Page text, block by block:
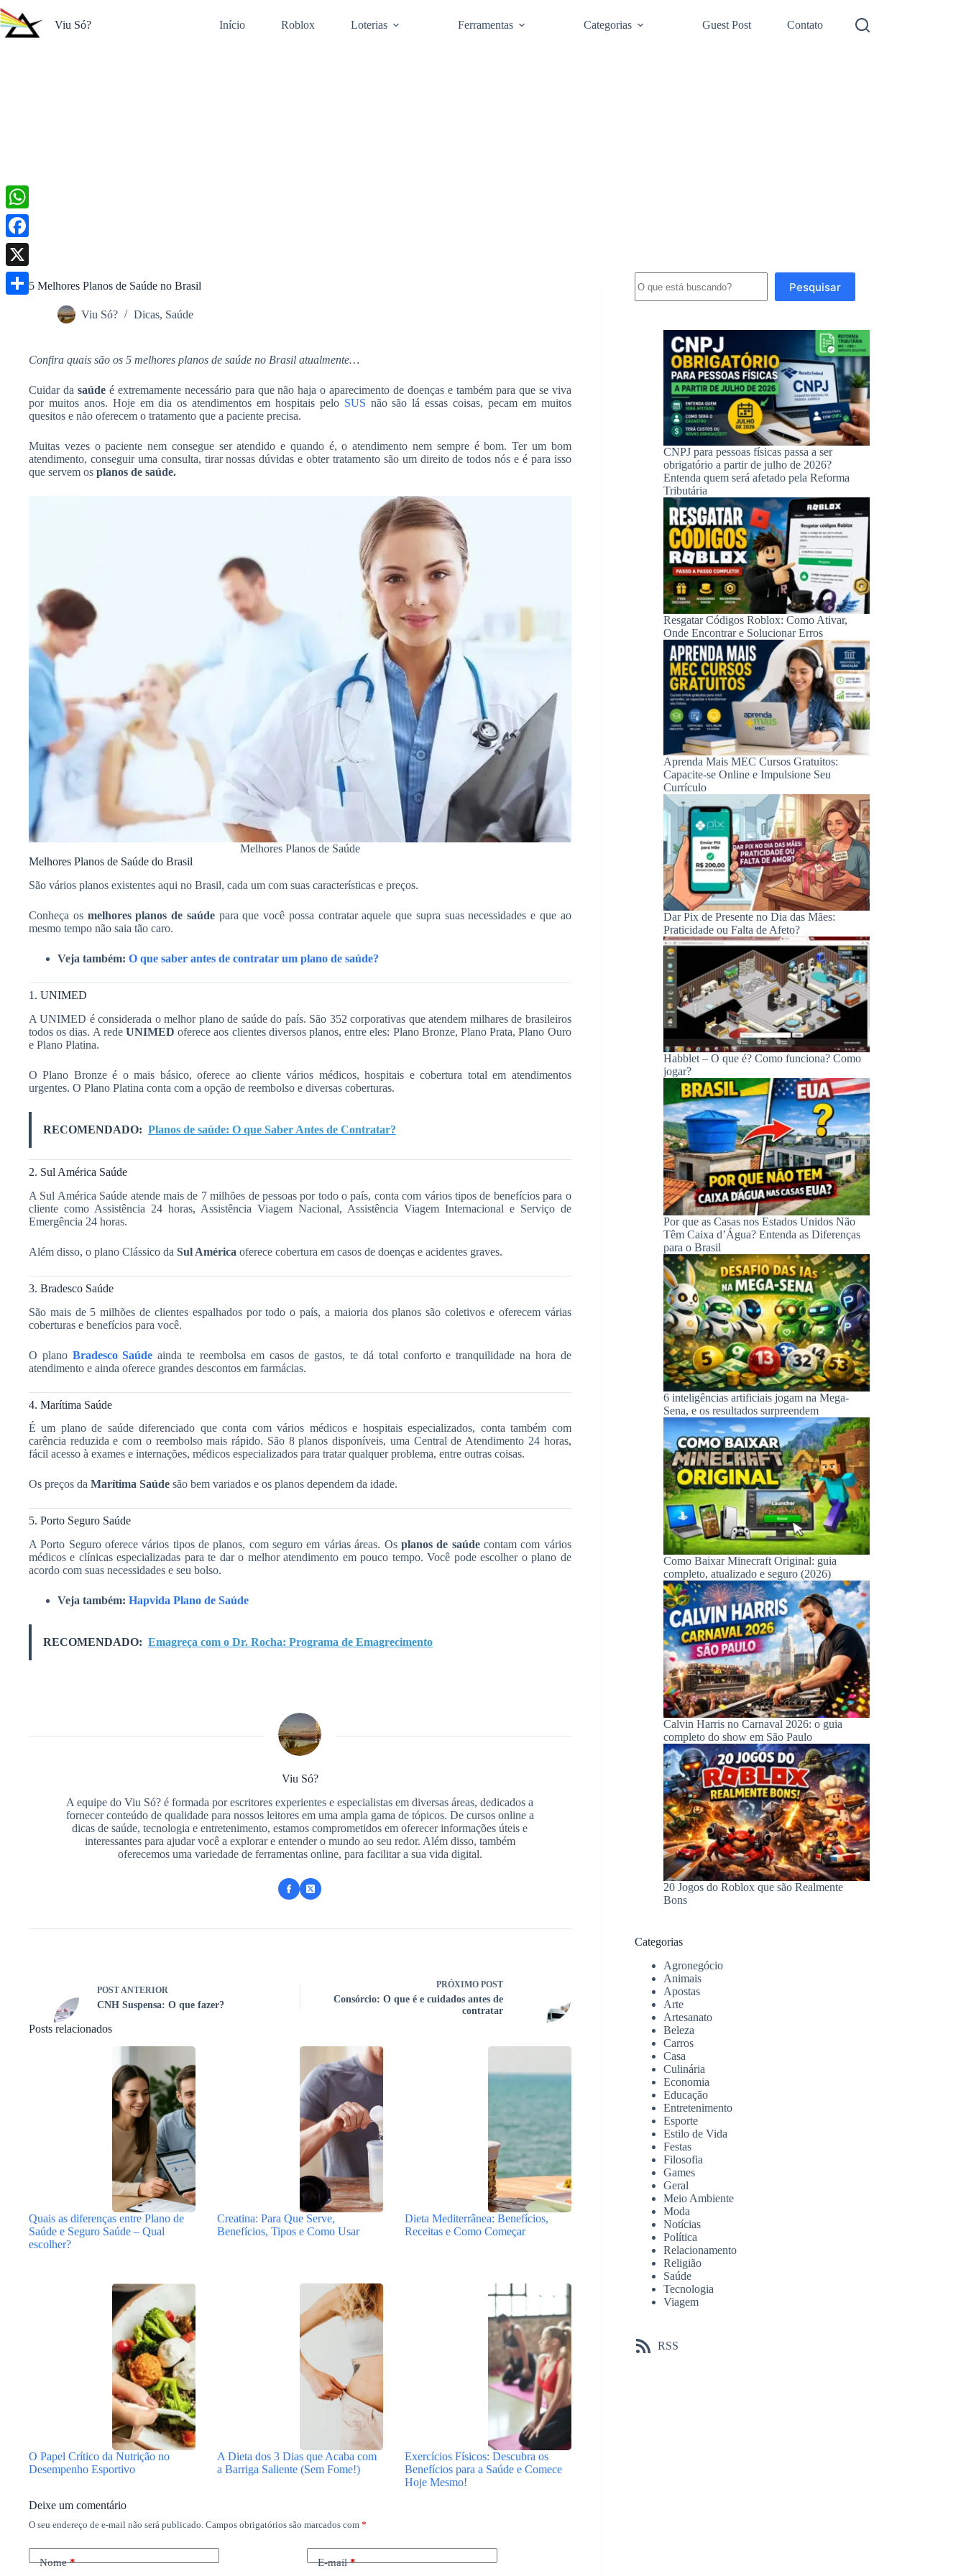
Pular
para
o
Viu Só? Início Roblox Loterias Ferramentas Categorias Guest Post Contato
5 Melhores Planos de Saúde no Brasil
Viu Só? Dicas, Saúde
Confira quais são os 5 melhores planos de saúde no Brasil atualmente…
Cuidar da saúdeé extremamente necessário para que não haja o aparecimento de doenças e também para que se viva
por muitos anos. Hoje em dia os atendimentos em hospitais pelo SUS não são lá essas coisas, pecam em muitos
quesitos e não oferecem o tratamento que a paciente precisa.
Muitas vezes o paciente nem consegue ser atendido e quando é, o atendimento nem sempre é bom. Ter um bom
atendimento, conseguir uma consulta, tirar nossas dúvidas e obter tratamento são um direito de todos nós e é para isso
que servem os planos de saúde.
Melhores Planos de Saúde
Melhores Planos de Saúde do Brasil
São vários planos existentes aqui no Brasil, cada um com suas características e preços.
Conheça os melhores planos de saúdepara que você possa contratar aquele que supra suas necessidades e que ao
mesmo tempo não saia tão caro.
Veja também: O que saber antes de contratar um plano de saúde?
1. UNIMED
A UNIMED é considerada o melhor plano de saúde do país. São 352 corporativas que atendem milhares de brasileiros
todos os dias. A redeUNIMED oferece aos clientes diversos planos, entre eles: Plano Bronze, Plano Prata, Plano Ouro
e Plano Platina.
O Plano Bronze é o mais básico, oferece ao cliente vários médicos, hospitais e cobertura total em atendimentos
urgentes. O Plano Platina conta com a opção de reembolso e diversas coberturas.
RECOMENDADO: Planos de saúde: O que Saber Antes de Contratar?
2. Sul América Saúde
A Sul América Saúde atende mais de 7 milhões de pessoas por todo o país, conta com vários tipos de benefícios para o
cliente como Assistência 24 horas, Assistência Viagem Nacional, Assistência Viagem Internacional e Serviço de
Emergência 24 horas.
Além disso, o plano Clássico da Sul América oferece cobertura em casos de doenças e acidentes graves.
3. Bradesco Saúde
São mais de 5 milhões de clientes espalhados por todo o país, a maioria dos planos são coletivos e oferecem várias
coberturas e benefícios para você.
O plano Bradesco Saúde ainda te reembolsa em casos de gastos, te dá total conforto e tranquilidade na hora de
atendimento e ainda oferece grandes descontos em farmácias.
4. Marítima Saúde
É um plano de saúde diferenciado que conta com vários médicos e hospitais especializados, conta também com
carência reduzida e com o reembolso mais rápido. São 8 planos disponíveis, uma Central de Atendimento 24 horas,
fácil acesso à exames e internações, médicos especializados para tratar qualquer problema, entre outras coisas.
Os preços da Marítima Saúde são bem variados e os planos dependem da idade.
5. Porto Seguro Saúde
A Porto Seguro oferece vários tipos de planos, com seguro em várias áreas. Os planos de saúdecontam com vários
médicos e clínicas especializadas para te dar o melhor atendimento em pouco tempo. Você pode escolher o plano de
acordo com suas necessidades e seu bolso.
Veja também: Hapvida Plano de Saúde
RECOMENDADO: Emagreça com o Dr. Rocha: Programa de Emagrecimento
Viu Só?
A equipe do Viu Só? é formada por escritores experientes e especialistas em diversas áreas, dedicados a
fornecer conteúdo de qualidade para nossos leitores em uma ampla gama de tópicos. De cursos online a
dicas de saúde, tecnologia e entretenimento, estamos comprometidos em oferecer informações úteis e
interessantes para ajudar você a explorar e entender o mundo ao seu redor. Além disso, também
oferecemos uma variedade de ferramentas online, para facilitar a sua vida digital.
POSTANTERIOR
CNH Suspensa: O que fazer?
PRÓXIMO POST
Consórcio: O que é e cuidados antes de
contratar
Posts relacionados
Quais as diferenças entre Plano de
Saúde e Seguro Saúde – Qual
escolher?
Creatina: Para Que Serve,
Benefícios, Tipos e Como Usar
Dieta Mediterrânea: Benefícios,
Receitas e Como Começar
O Papel Crítico da Nutrição no
Desempenho Esportivo
A Dieta dos 3 Dias que Acaba com
a Barriga Saliente (Sem Fome!)
Exercícios Físicos: Descubra os
Benefícios para a Saúde e Comece
Hoje Mesmo!
Deixe um comentário
O seu endereço de e-mail não será publicado. Campos obrigatórios são marcados com *
Nome* E-mail*
Pesquisar
CNPJ para pessoas físicas passa a ser
obrigatório a partir de julho de 2026?
Entenda quem será afetado pela Reforma
Tributária
Resgatar Códigos Roblox: Como Ativar,
Onde Encontrar e Solucionar Erros
Aprenda Mais MEC Cursos Gratuitos:
Capacite-se Online e Impulsione Seu
Currículo
Dar Pix de Presente no Dia das Mães:
Praticidade ou Falta de Afeto?
Habblet – O que é? Como funciona? Como
jogar?
Por que as Casas nos Estados Unidos Não
Têm Caixa d’Água? Entenda as Diferenças
para o Brasil
6 inteligências artificiais jogam na Mega-
Sena, e os resultados surpreendem
Como Baixar Minecraft Original: guia
completo, atualizado e seguro (2026)
Calvin Harris no Carnaval 2026: o guia
completo do show em São Paulo
20 Jogos do Roblox que são Realmente
Bons
Categorias
Agronegócio
Animais
Apostas
Arte
Artesanato
Beleza
Carros
Casa
Culinária
Economia
Educação
Entretenimento
Esporte
Estilo de Vida
Festas
Filosofia
Games
Geral
Meio Ambiente
Moda
Notícias
Política
Relacionamento
Religião
Saúde
Tecnologia
Viagem
RSS
W
h
a
F
a
c
X